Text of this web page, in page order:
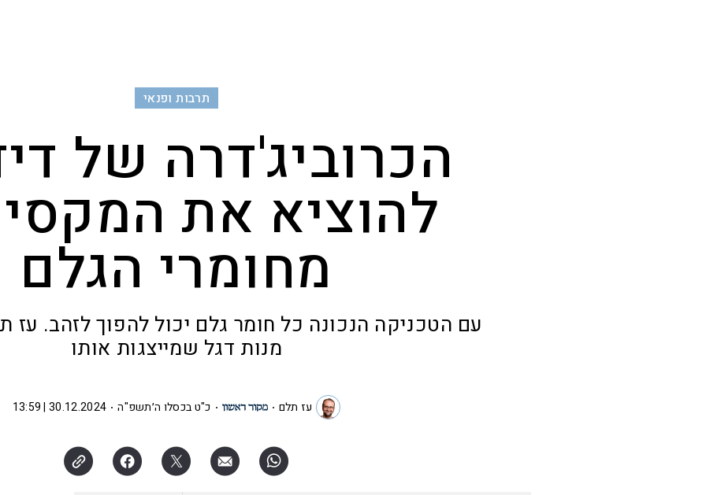
תרבות ופנאי
הכרוביג'דרה של
להוציא את
מחומרי הגלם
עם הטכניקה הנכונה כל חומר גלם יכול להפוך לזהב. עז
מנות דגל שמייצגות אותו
עז תלם כ"ט בכסלו ה׳תשפ"ה 30.12.2024 | 13:59